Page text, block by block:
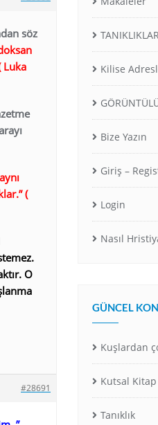
söz
Luka
(
O
#28691
TANIKLIKLAR
Kilise
Bize Yazın
Giriş –
Login
Nasıl
GÜNCEL
Kuşlardan
Kutsal Kitap
Tanıklık